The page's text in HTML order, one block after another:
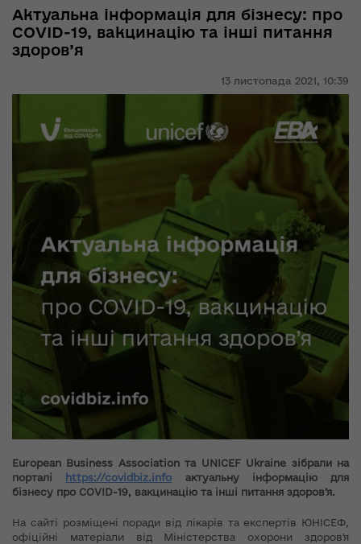
13 листопада 2021, 10:39
Актуальна інформація для бізнесу: про
COVID-19, вакцинацію та інші питання
здоров’я
European Business Association та UNICEF Ukraine зібрали на
порталі
https://covidbiz.info актуальну інформацію для
бізнесу про COVID-19, вакцинацію та інші питання здоров’я.
На сайті розміщені поради від лікарів та експертів ЮНІСЕФ,
офіційні матеріали від Міністерства охорони здоров'я